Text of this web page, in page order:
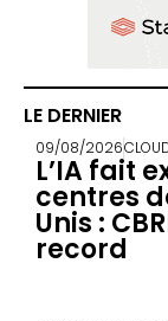
LE DERNIER
09/08/2026
L’IA fait
centres
Unis :
record